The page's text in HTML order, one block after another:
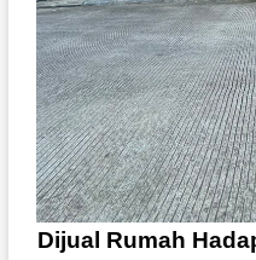
Dijual Rumah